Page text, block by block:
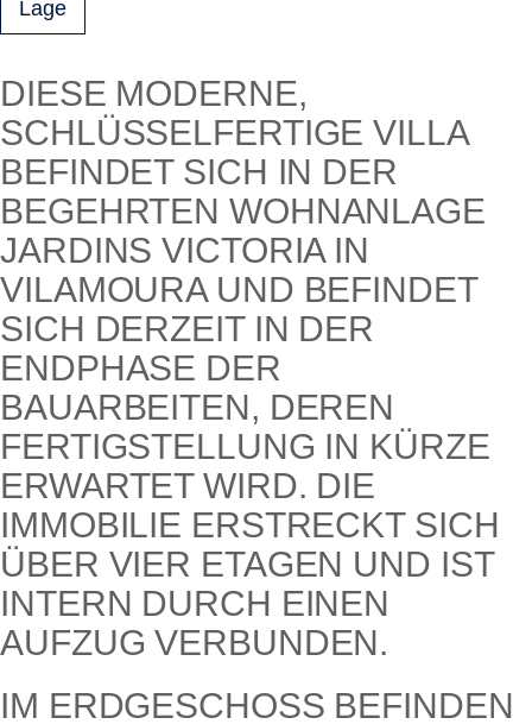
Lage
DIESE MODERNE,
SCHLÜSSELFERTIGE VILLA
BEFINDET SICH IN DER
BEGEHRTEN WOHNANLAGE
JARDINS VICTORIA IN
VILAMOURA UND BEFINDET
SICH DERZEIT IN DER
ENDPHASE DER
BAUARBEITEN, DEREN
FERTIGSTELLUNG IN KÜRZE
ERWARTET WIRD. DIE
IMMOBILIE ERSTRECKT SICH
ÜBER VIER ETAGEN UND IST
INTERN DURCH EINEN
AUFZUG VERBUNDEN.
IM ERDGESCHOSS BEFINDEN